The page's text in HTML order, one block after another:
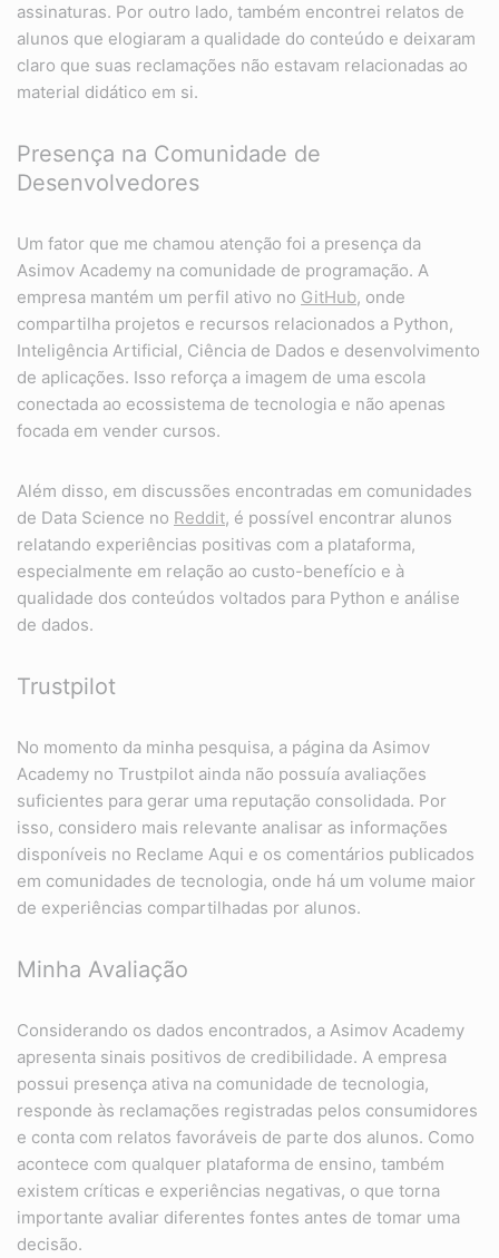
assinaturas. Por outro lado, também encontrei relatos de
alunos que elogiaram a qualidade do conteúdo e deixaram
claro que suas reclamações não estavam relacionadas ao
material didático em si.
Presença na Comunidade de
Desenvolvedores
Um fator que me chamou atenção foi a presença da
Asimov Academy na comunidade de programação. A
empresa mantém um perfil ativo no GitHub, onde
compartilha projetos e recursos relacionados a Python,
Inteligência Artificial, Ciência de Dados e desenvolvimento
de aplicações. Isso reforça a imagem de uma escola
conectada ao ecossistema de tecnologia e não apenas
focada em vender cursos.
Além disso, em discussões encontradas em comunidades
de Data Science no Reddit, é possível encontrar alunos
relatando experiências positivas com a plataforma,
especialmente em relação ao custo-benefício e à
qualidade dos conteúdos voltados para Python e análise
de dados.
Trustpilot
No momento da minha pesquisa, a página da Asimov
Academy no Trustpilot ainda não possuía avaliações
suficientes para gerar uma reputação consolidada. Por
isso, considero mais relevante analisar as informações
disponíveis no Reclame Aqui e os comentários publicados
em comunidades de tecnologia, onde há um volume maior
de experiências compartilhadas por alunos.
Minha Avaliação
Considerando os dados encontrados, a Asimov Academy
apresenta sinais positivos de credibilidade. A empresa
possui presença ativa na comunidade de tecnologia,
responde às reclamações registradas pelos consumidores
e conta com relatos favoráveis de parte dos alunos. Como
acontece com qualquer plataforma de ensino, também
existem críticas e experiências negativas, o que torna
importante avaliar diferentes fontes antes de tomar uma
decisão.